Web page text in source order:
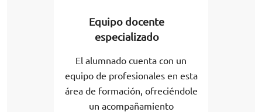
Equipo docente
especializado
El alumnado cuenta con un
equipo de profesionales en esta
área de formación, ofreciéndole
un acompañamiento